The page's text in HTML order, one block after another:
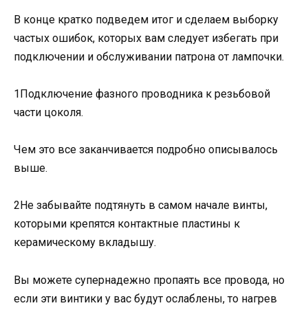
В конце кратко подведем итог и сделаем выборку
частых ошибок, которых вам следует избегать при
подключении и обслуживании патрона от лампочки.
1Подключение фазного проводника к резьбовой
части цоколя.
Чем это все заканчивается подробно описывалось
выше.
2Не забывайте подтянуть в самом начале винты,
которыми крепятся контактные пластины к
керамическому вкладышу.
Вы можете супернадежно пропаять все провода, но
если эти винтики у вас будут ослаблены, то нагрев